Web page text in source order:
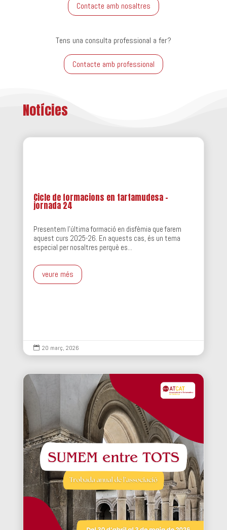
Contacte amb nosaltres
Tens una consulta professional a fer?
Contacte amb professional
Notícies
Cicle de formacions en tartamudesa –
jornada 24
Presentem l'última formació en disfèmia que farem
aquest curs 2025-26. En aquests cas, és un tema
especial per nosaltres perquè es...
veure més
 20 març, 2026